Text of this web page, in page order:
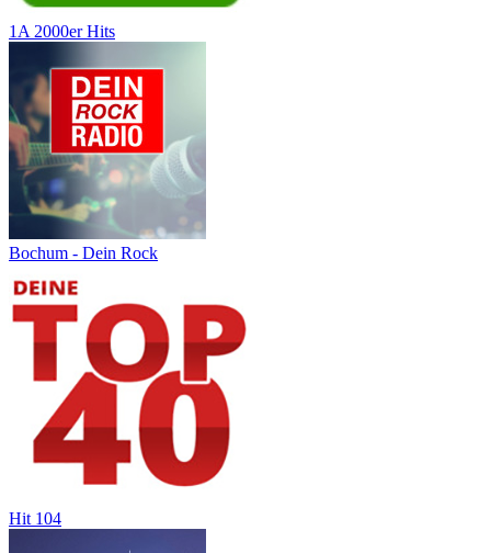
1A 2000er Hits
Bochum - Dein Rock
Hit 104